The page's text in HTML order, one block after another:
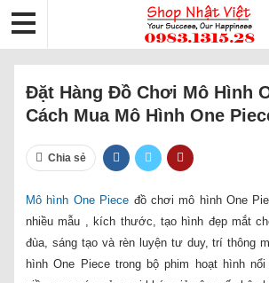
Đặt Hàng Đồ Chơi Mô Hình
Cách Mua Mô Hình One
Chia sẻ
Mô hình One Piece đồ chơi mô hình One
nhiều mẫu , kích thước, tạo hình đẹp mắt
đùa, sáng tạo và rèn luyện tư duy, trí thông
hình One Piece trong bộ phim hoạt hình